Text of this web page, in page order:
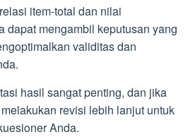
item-total dan nilai
dapat mengambil keputusan yang
validitas dan
hasil sangat penting, dan jika
revisi lebih lanjut untuk
Anda.